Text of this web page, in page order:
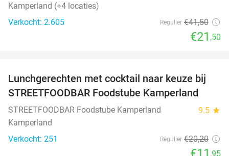
Kamperland (+4 locaties)
Verkocht: 2.605
Regulier €41,50
€21 ,50
41%
Lunchgerechten met cocktail naar keuze bij
STREETFOODBAR Foodstube Kamperland
STREETFOODBAR Foodstube Kamperland 9.5 star
Kamperland
Verkocht: 251
Regulier €20,20
,95